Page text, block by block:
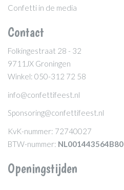
Confetti in de media
Contact
Folkingestraat 28 - 32
9711JX Groningen
Winkel: 050-312 72 58
info@confettifeest.nl
Sponsoring@confettifeest.nl
KvK-nummer: 72740027
BTW-nummer: NL001443564B80
Openingstijden